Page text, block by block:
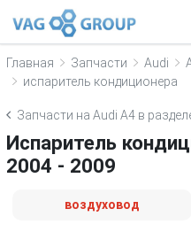
Главная Запчасти Audi
испаритель кондиционера
Запчасти на Audi A4 в
Испаритель
2004 - 2009
воздуховод